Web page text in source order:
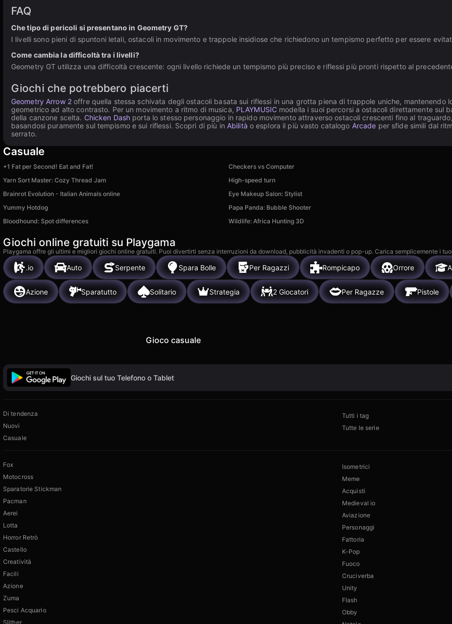
FAQ
Che tipo di pericoli si presentano in Geometry GT?
I livelli sono pieni di spuntoni letali, ostacoli in movimento e trappole insidiose che richiedono un tempismo perfetto per essere
Come cambia la difficoltà tra i livelli?
Geometry GT utilizza una difficoltà crescente: ogni livello richiede un tempismo più preciso e riflessi più pronti rispetto al
Giochi che potrebbero piacerti
Geometry Arrow 2offre quella stessa schivata degli ostacoli basata sui riflessi in una grotta piena di trappole uniche, mantenendo
geometrico ad alto contrasto. Per un movimento a ritmo di musica, PLAYMUSIC modella i suoi percorsi a ostacoli direttamente sul
della canzone scelta. Chicken Dash porta lo stesso personaggio in rapido movimento attraverso ostacoli crescenti fino al traguardo,
basandosi puramente sul tempismo e sui riflessi. Scopri di più in Abilità o esplora il più vasto catalogo Arcade per sfide simili dal
serrato.
Casuale
+1 Fat per Second! Eat and Fat! Checkers vs Computer
Yarn Sort Master: Cozy Thread Jam
High-speed turn
Brainrot Evolution - Italian Animals online
Eye Makeup Salon: Stylist
Yummy Hotdog
Papa Panda: Bubble Shooter
Bloodhound: Spot differences
Wildlife: Africa Hunting 3D
Giochi online gratuiti su Playgama
Playgama offre gli ultimi e migliori giochi online gratuiti. Puoi divertirti senza interruzioni da download, pubblicità invadenti o pop-up. Carica semplicemente i
.io Auto Serpente Spara Bolle Per Ragazzi Rompicapo Orrore
Azione Sparatutto Solitario Strategia 2 Giocatori Per Ragazze Pistole
Gioco casuale
Giochi sul tuo Telefono o Tablet
Di tendenza
Nuovi
Casuale
Tutti i tag
Tutte le serie
Fox
Motocross
Sparatorie Stickman
Pacman
Aerei
Lotta
Horror Retrò
Castello
Creatività
Facili
Azione
Zuma
Pesci Acquario
Slither
Isometrici
Meme
Acquisti
Medieval io
Aviazione
Personaggi
Fattoria
K-Pop
Fuoco
Cruciverba
Unity
Flash
Obby